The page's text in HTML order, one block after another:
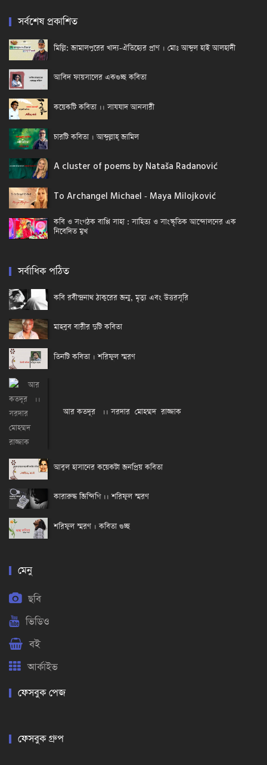
সর্বশেষ প্রকাশিত
মিল্লি: জামালপুরের খাদ্য-ঐতিহ্যের প্রাণ । মোঃ আব্দুল হাই আলহাদী
আবিদ ফায়সালের একগুচ্ছ কবিতা
কয়েকটি কবিতা ।। সাযযাদ আনসারী
চারটি কবিতা । আব্দুল্লাহ্ জামিল
A cluster of poems by Nataša Radanović
To Archangel Michael - Maya Milojković
কবি ও সংগঠক বাপ্পি সাহা : সাহিত্য ও সাংস্কৃতিক আন্দোলনের এক
নিবেদিত মুখ
সর্বাধিক পঠিত
কবি রবীন্দ্রনাথ ঠাকুরের জন্ম, মৃত্যু এবং উত্তরসূরি
মাহবুব বারীর দুটি কবিতা
তিনটি কবিতা । শরিফুল স্মরণ
আর কতদূর ।। সরদার মোহম্মদ রাজ্জাক
আবুল হাসানের কয়েকটা জনপ্রিয় কবিতা
কারারুদ্ধ জিন্দিগি ।। শরিফুল স্মরণ
শরিফুল স্মরণ । কবিতা গুচ্ছ
মেনু
ছবি
ভিডিও
বই
আর্কাইভ
ফেসবুক পেজ
ফেসবুক গ্রুপ